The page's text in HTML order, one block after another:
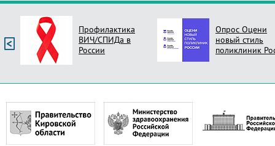
Профилактика
ВИЧ/СПИДа в
России
Опрос Оцени
новый стиль
поликлиник